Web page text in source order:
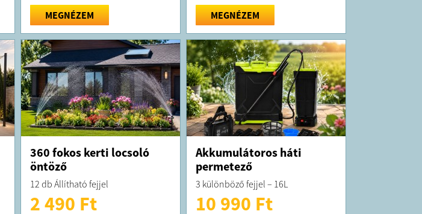
MEGNÉZEM
MEGNÉZEM
360 fokos kerti locsoló
öntöző
12 db Állítható fejjel
2 490 Ft
Akkumulátoros háti
permetező
3 különböző fejjel – 16L
10 990 Ft